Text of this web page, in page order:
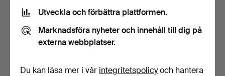
FOTPALL med träben,
2000 tal.
9 dagar
Värdering
CAMPINGSET - Origo
9 dagar
Utveckla och förbättra plattformen.
Marknadsföra nyheter och innehåll till dig på
externa webbplatser.
Du kan läsa mer i vår integritetspolicyoch hantera